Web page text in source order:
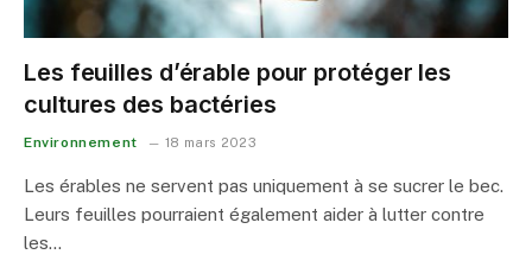
Les feuilles d’érable pour protéger les
cultures des bactéries
Environnement 18 mars 2023
Les érables ne servent pas uniquement à se sucrer le bec.
Leurs feuilles pourraient également aider à lutter contre
les…